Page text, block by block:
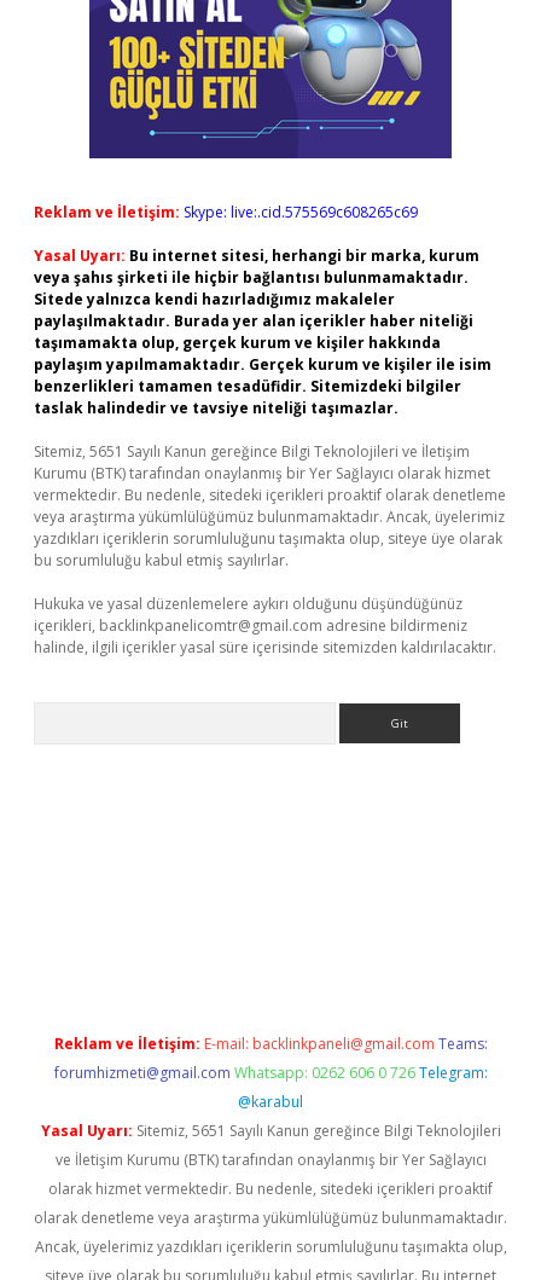
Reklam ve İletişim: Skype: live:.cid.575569c608265c69
Yasal Uyarı: Bu internet sitesi, herhangi bir marka, kurum
veya şahıs şirketi ile hiçbir bağlantısı bulunmamaktadır.
Sitede yalnızca kendi hazırladığımız makaleler
paylaşılmaktadır. Burada yer alan içerikler haber niteliği
taşımamakta olup, gerçek kurum ve kişiler hakkında
paylaşım yapılmamaktadır. Gerçek kurum ve kişiler ile isim
benzerlikleri tamamen tesadüfidir. Sitemizdeki bilgiler
taslak halindedir ve tavsiye niteliği taşımazlar.
Sitemiz, 5651 Sayılı Kanun gereğince Bilgi Teknolojileri ve İletişim
Kurumu (BTK) tarafından onaylanmış bir Yer Sağlayıcı olarak hizmet
vermektedir. Bu nedenle, sitedeki içerikleri proaktif olarak denetleme
veya araştırma yükümlülüğümüz bulunmamaktadır. Ancak, üyelerimiz
yazdıkları içeriklerin sorumluluğunu taşımakta olup, siteye üye olarak
bu sorumluluğu kabul etmiş sayılırlar.
Hukuka ve yasal düzenlemelere aykırı olduğunu düşündüğünüz
içerikleri, backlinkpanelicomtr@gmail.com adresine bildirmeniz
halinde, ilgili içerikler yasal süre içerisinde sitemizden kaldırılacaktır.
Reklam ve İletişim: E-mail: backlinkpaneli@gmail.com Teams:
forumhizmeti@gmail.com Whatsapp: 0262 606 0 726 Telegram:
@karabul
Yasal Uyarı: Sitemiz, 5651 Sayılı Kanun gereğince Bilgi Teknolojileri
ve İletişim Kurumu (BTK) tarafından onaylanmış bir Yer Sağlayıcı
olarak hizmet vermektedir. Bu nedenle, sitedeki içerikleri proaktif
olarak denetleme veya araştırma yükümlülüğümüz bulunmamaktadır.
Ancak, üyelerimiz yazdıkları içeriklerin sorumluluğunu taşımakta olup,
siteye üye olarak bu sorumluluğu kabul etmiş sayılırlar. Bu internet